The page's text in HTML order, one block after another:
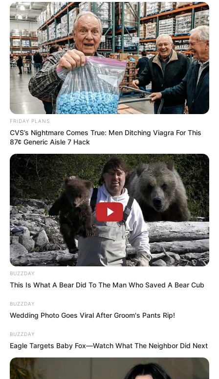
FRIDAY PLANS
CVS’s Nightmare Comes True: Men Ditching Viagra For This
87¢ Generic Aisle 7 Hack
BUZZDAY
This Is What A Bear Did To The Man Who Saved A Bear Cub
BUZZDAY
Wedding Photo Goes Viral After Groom's Pants Rip!
BUZZDAY
Eagle Targets Baby Fox—Watch What The Neighbor Did Next